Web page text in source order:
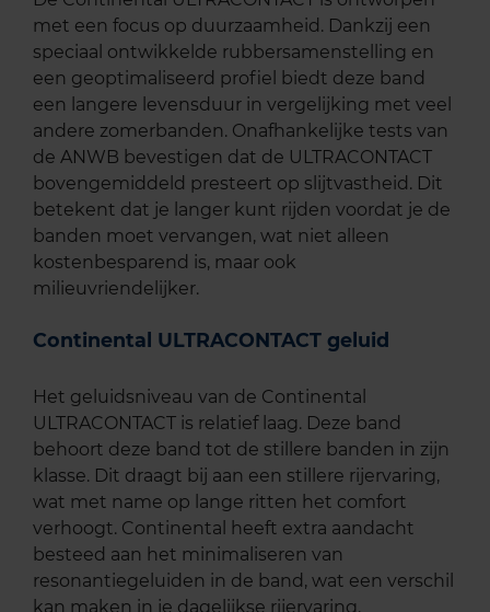
met een focus op duurzaamheid. Dankzij een
speciaal ontwikkelde rubbersamenstelling en
een geoptimaliseerd profiel biedt deze band
een langere levensduur in vergelijking met veel
andere zomerbanden. Onafhankelijke tests van
de ANWB bevestigen dat de ULTRACONTACT
bovengemiddeld presteert op slijtvastheid. Dit
betekent dat je langer kunt rijden voordat je de
banden moet vervangen, wat niet alleen
kostenbesparend is, maar ook
milieuvriendelijker.
Continental ULTRACONTACT geluid
Het geluidsniveau van de Continental
ULTRACONTACT is relatief laag. Deze band
behoort deze band tot de stillere banden in zijn
klasse. Dit draagt bij aan een stillere rijervaring,
wat met name op lange ritten het comfort
verhoogt. Continental heeft extra aandacht
besteed aan het minimaliseren van
resonantiegeluiden in de band, wat een verschil
kan maken in je dagelijkse rijervaring.